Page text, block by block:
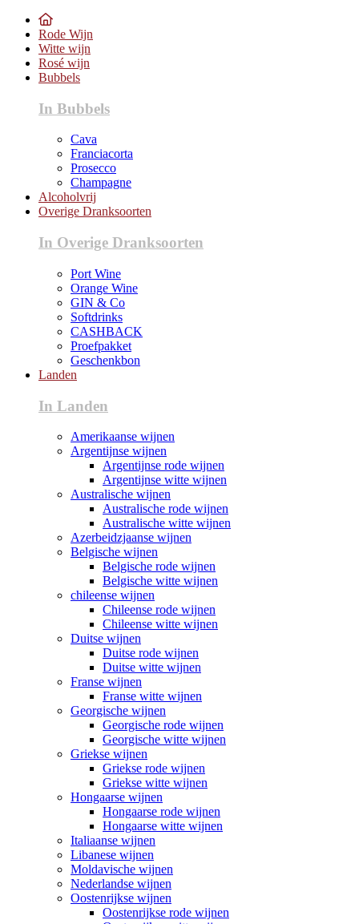
Rode Wijn
Witte wijn
Rosé wijn
Bubbels
In Bubbels
Cava
Franciacorta
Prosecco
Champagne
Alcoholvrij
Overige Dranksoorten
In Overige Dranksoorten
Port Wine
Orange Wine
GIN & Co
Softdrinks
CASHBACK
Proefpakket
Geschenkbon
Landen
In Landen
Amerikaanse wijnen
Argentijnse wijnen
Argentijnse rode wijnen
Argentijnse witte wijnen
Australische wijnen
Australische rode wijnen
Australische witte wijnen
Azerbeidzjaanse wijnen
Belgische wijnen
Belgische rode wijnen
Belgische witte wijnen
chileense wijnen
Chileense rode wijnen
Chileense witte wijnen
Duitse wijnen
Duitse rode wijnen
Duitse witte wijnen
Franse wijnen
Franse witte wijnen
Georgische wijnen
Georgische rode wijnen
Georgische witte wijnen
Griekse wijnen
Griekse rode wijnen
Griekse witte wijnen
Hongaarse wijnen
Hongaarse rode wijnen
Hongaarse witte wijnen
Italiaanse wijnen
Libanese wijnen
Moldavische wijnen
Nederlandse wijnen
Oostenrijkse wijnen
Oostenrijkse rode wijnen